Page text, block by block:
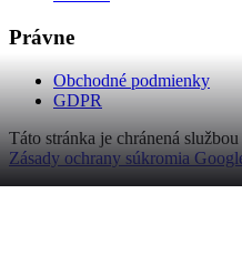
Právne
Obchodné podmienky
GDPR
Táto stránka je chránená
Zásady ochrany súkromia